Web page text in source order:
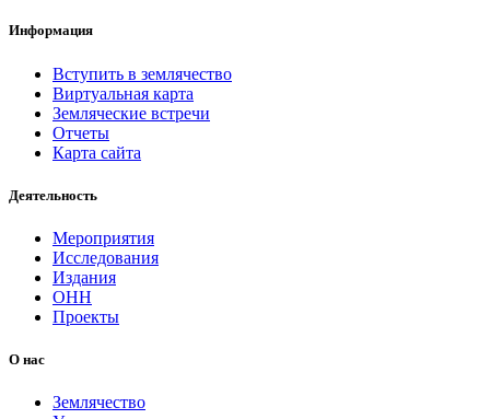
Информация
Вступить в землячество
Виртуальная карта
Земляческие встречи
Отчеты
Карта сайта
Деятельность
Мероприятия
Исследования
Издания
ОНН
Проекты
О нас
Землячество